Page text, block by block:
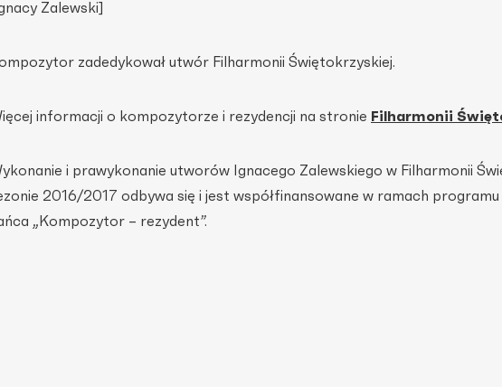
Zalewski]
zadedykował utwór Filharmonii Świętokrzyskiej.
informacji o kompozytorze i rezydencji na stronie Filharmonii
i prawykonanie utworów Ignacego Zalewskiego w Filharmonii
2016/2017 odbywa się i jest współfinansowane w ramach
„Kompozytor – rezydent”.